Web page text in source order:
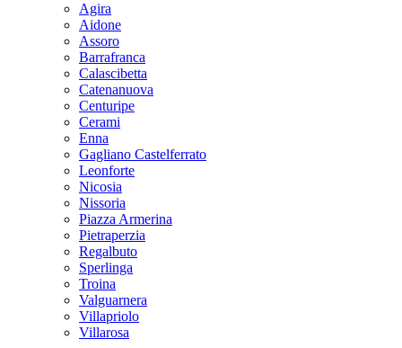
Agira
Aidone
Assoro
Barrafranca
Calascibetta
Catenanuova
Centuripe
Cerami
Enna
Gagliano Castelferrato
Leonforte
Nicosia
Nissoria
Piazza Armerina
Pietraperzia
Regalbuto
Sperlinga
Troina
Valguarnera
Villapriolo
Villarosa